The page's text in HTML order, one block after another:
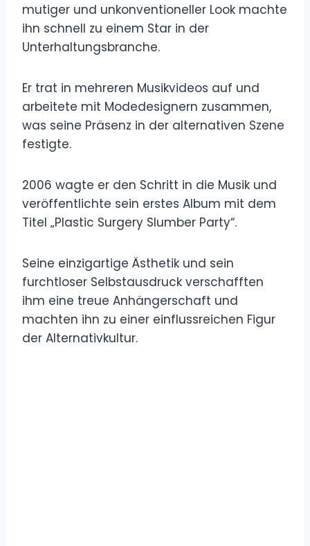
mutiger und unkonventioneller Look machte
ihn schnell zu einem Star in der
Unterhaltungsbranche.
Er trat in mehreren Musikvideos auf und
arbeitete mit Modedesignern zusammen,
was seine Präsenz in der alternativen Szene
festigte.
2006 wagte er den Schritt in die Musik und
veröffentlichte sein erstes Album mit dem
Titel „Plastic Surgery Slumber Party“.
Seine einzigartige Ästhetik und sein
furchtloser Selbstausdruck verschafften
ihm eine treue Anhängerschaft und
machten ihn zu einer einflussreichen Figur
der Alternativkultur.